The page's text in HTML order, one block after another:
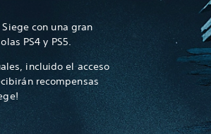
con una gran
PS4 y PS5.
incluido el acceso
recompensas